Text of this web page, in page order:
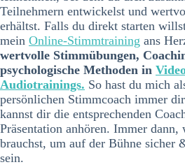
Teilnehmern entwickelst und
erhältst. Falls du direkt starten
mein Online-Stimmtraining ans
wertvolle Stimmübungen,
psychologische Methoden in
Audiotrainings. So hast du mich
persönlichen Stimmcoach immer
kannst dir die entsprechenden
Präsentation anhören. Immer dann,
brauchst, um auf der Bühne sicher
sein.